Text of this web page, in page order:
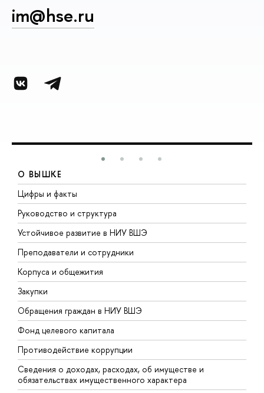
im@hse.ru
О ВЫШКЕ
Цифры и факты
Руководство и структура
Устойчивое развитие в НИУ ВШЭ
Преподаватели и сотрудники
Корпуса и общежития
Закупки
Обращения граждан в НИУ ВШЭ
Фонд целевого капитала
Противодействие коррупции
Сведения о доходах, расходах, об имуществе и
обязательствах имущественного характера